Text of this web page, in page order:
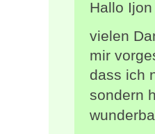
Hallo Ijon
vielen
mir
dass ich
sondern